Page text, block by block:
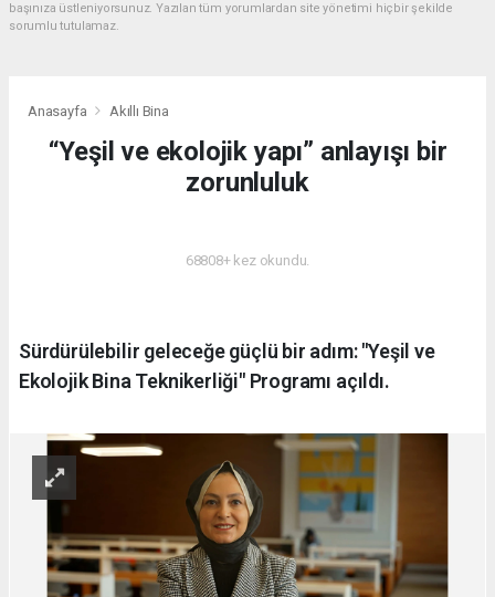
başınıza üstleniyorsunuz. Yazılan tüm yorumlardan site yönetimi hiçbir şekilde
sorumlu tutulamaz.
Anasayfa Akıllı Bina
“Yeşil ve ekolojik yapı” anlayışı bir
zorunluluk
68808+ kez okundu.
Sürdürülebilir geleceğe güçlü bir adım: "Yeşil ve
Ekolojik Bina Teknikerliği" Programı açıldı.